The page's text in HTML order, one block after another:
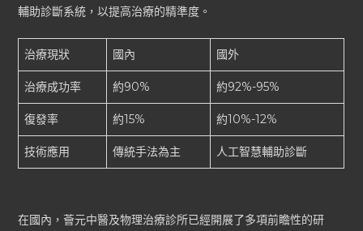
輔助診斷系統，以提高治療的精準度。
治療現狀 國內 國外
治療成功率 約90% 約92%-95%
復發率 約15% 約10%-12%
技術應用 傳統手法為主 人工智慧輔助診斷
在國內，薈元中醫及物理治療診所已經開展了多項前瞻性的研